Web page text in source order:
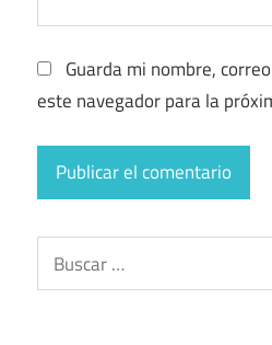
Guarda mi nombre,
este navegador para la
Buscar: